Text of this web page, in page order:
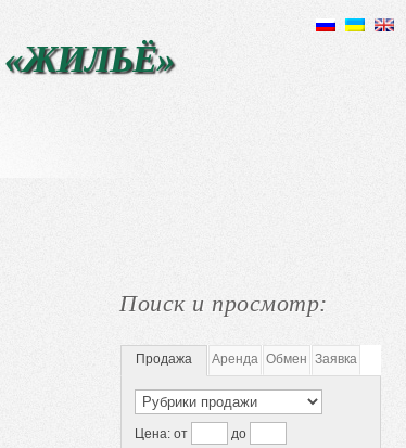
«ЖИЛЬЁ»
Поиск и просмотр:
Продажа Аренда Обмен Заявка
Цена: от
до